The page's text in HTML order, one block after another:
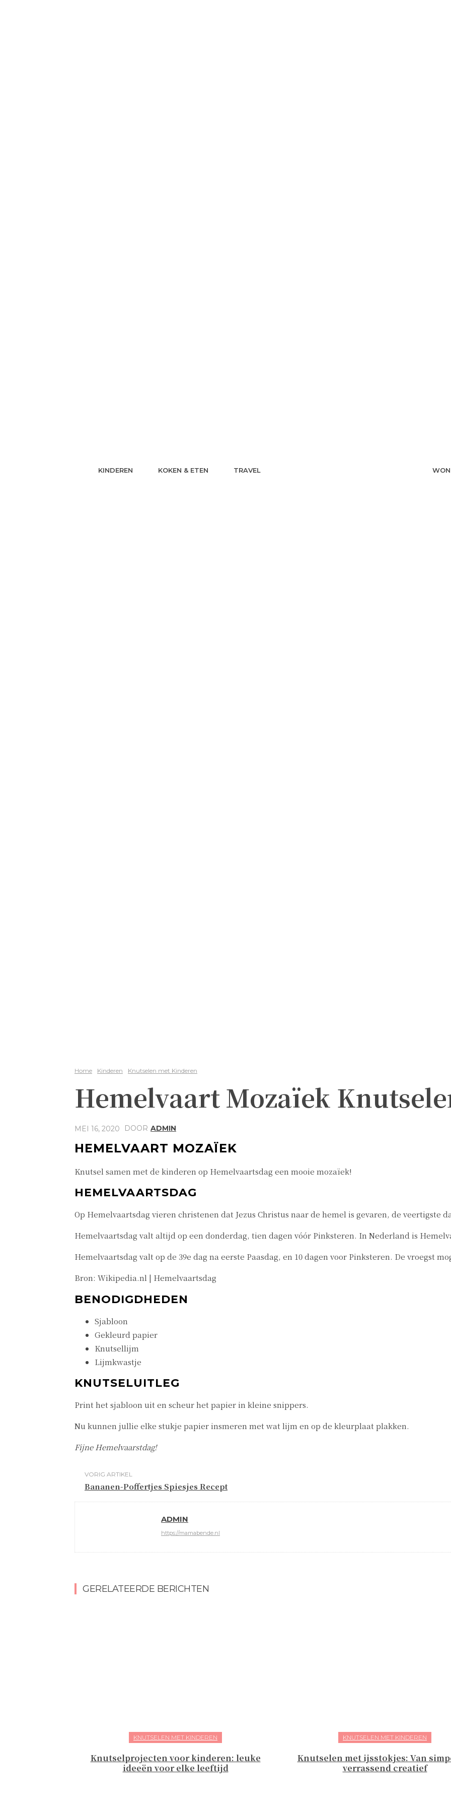
KINDEREN KOKEN & ETEN TRAVEL
Home Kinderen Knutselen met Kinderen
Hemelvaart Mozaïek
MEI 16, 2020 DOOR ADMIN
HEMELVAART MOZAÏEK
Knutsel samen met de kinderen op Hemelvaartsdag een mooie mozaïek!
HEMELVAARTSDAG
Op Hemelvaartsdag vieren christenen dat Jezus Christus naar de hemel is gevaren, de veertigste
Hemelvaartsdag valt altijd op een donderdag, tien dagen vóór Pinksteren. In Nederland is
Hemelvaartsdag valt op de 39e dag na eerste Paasdag, en 10 dagen voor Pinksteren. De vroegst
Bron: Wikipedia.nl | Hemelvaartsdag
BENODIGDHEDEN
Sjabloon
Gekleurd papier
Knutsellijm
Lijmkwastje
KNUTSELUITLEG
Print het sjabloon uit en scheur het papier in kleine snippers.
Nu kunnen jullie elke stukje papier insmeren met wat lijm en op de kleurplaat plakken.
Fijne Hemelvaarstdag!
VORIG ARTIKEL
Bananen-Poffertjes Spiesjes Recept
ADMIN
https://mamabende.nl
GERELATEERDE BERICHTEN
KNUTSELEN MET KINDEREN
Knutselprojecten voor kinderen: leuke
ideeën voor elke leeftijd
KNUTSELEN MET KINDEREN
Knutselen met ijsstokjes: Van
verrassend creatief